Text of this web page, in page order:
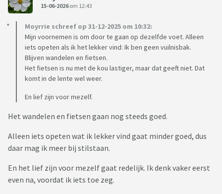
15-06-2026om 12:43
Moyrrie schreef op 31-12-2025 om 10:32:
Mijn voornemen is om door te gaan op dezelfde voet. Alleen
iets opeten als ik het lekker vind: Ik ben geen vuilnisbak.
Blijven wandelen en fietsen.
Het fietsen is nu met de kou lastiger, maar dat geeft niet. Dat
komt in de lente wel weer.
En lief zijn voor mezelf.
Het wandelen en fietsen gaan nog steeds goed.
Alleen iets opeten wat ik lekker vind gaat minder goed, dus
daar mag ik meer bij stilstaan.
En het lief zijn voor mezelf gaat redelijk. Ik denk vaker eerst
even na, voordat ik iets toe zeg.